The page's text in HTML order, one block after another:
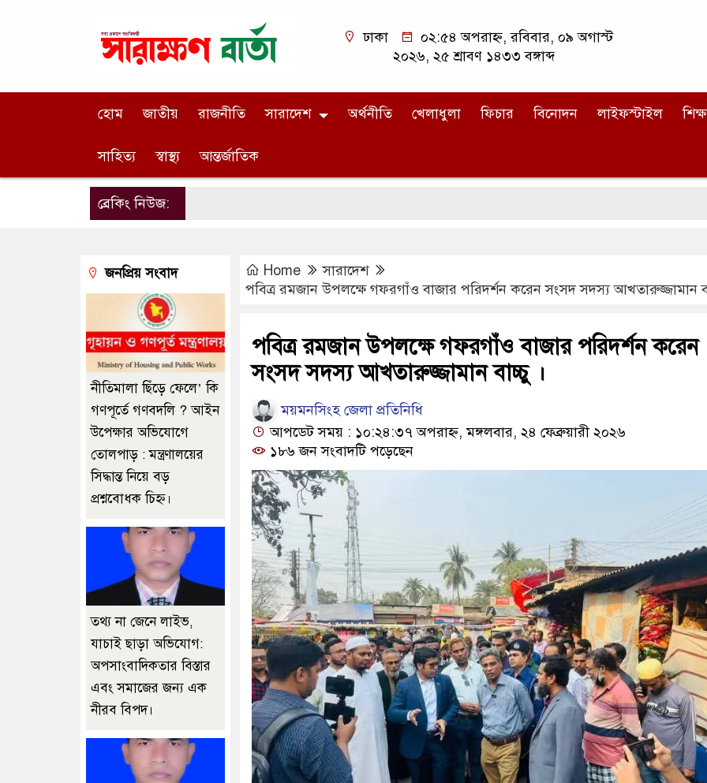
ঢাকা
০২:৫৪ অপরাহ্ন, রবিবার, ০৯ অগাস্ট
২০২৬, ২৫ শ্রাবণ ১৪৩৩ বঙ্গাব্দ
হোম জাতীয় রাজনীতি সারাদেশ অর্থনীতি খেলাধুলা ফিচার বিনোদন লাইফস্টাইল
সাহিত্য স্বাস্থ্য আন্তর্জাতিক
ব্রেকিং নিউজ:
Home
সারাদেশ
পবিত্র রমজান উপলক্ষে গফরগাঁও বাজার পরিদর্শন করেন সংসদ সদস্য আখতারুজ্জামান
পবিত্র রমজান উপলক্ষে গফরগাঁও বাজার পরিদর্শন করেন
সংসদ সদস্য আখতারুজ্জামান বাচ্চু ।
ময়মনসিংহ জেলা প্রতিনিধি
আপডেট সময় : ১০:২৪:৩৭ অপরাহ্ন, মঙ্গলবার, ২৪ ফেব্রুয়ারী ২০২৬
১৮৬ জন সংবাদটি পড়েছেন
জনপ্রিয় সংবাদ
নীতিমালা ছিঁড়ে ফেলে’ কি
গণপূর্তে গণবদলি ? আইন
উপেক্ষার অভিযোগে
তোলপাড় : মন্ত্রণালয়ের
সিদ্ধান্ত নিয়ে বড়
প্রশ্নবোধক চিহ্ন।
তথ্য না জেনে লাইভ,
যাচাই ছাড়া অভিযোগ:
অপসাংবাদিকতার বিস্তার
এবং সমাজের জন্য এক
নীরব বিপদ।